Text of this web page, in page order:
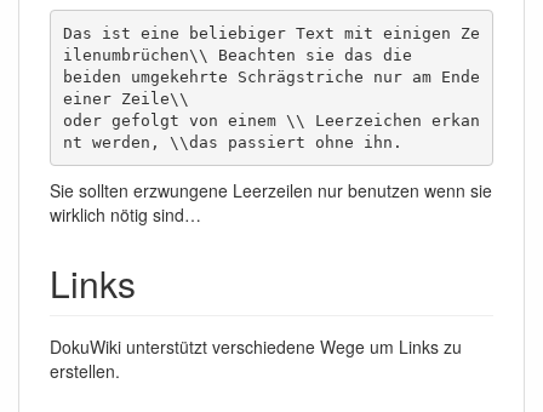
Das ist eine beliebiger Text mit einigen Ze
ilenumbrüchen\\ Beachten sie das die
beiden umgekehrte Schrägstriche nur am Ende
einer Zeile\\
oder gefolgt von einem \\ Leerzeichen erkan
nt werden, \\das passiert ohne ihn.
Sie sollten erzwungene Leerzeilen nur benutzen wenn sie
wirklich nötig sind…
Links
DokuWiki unterstützt verschiedene Wege um Links zu
erstellen.